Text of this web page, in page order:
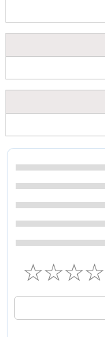
☆
☆
☆
☆